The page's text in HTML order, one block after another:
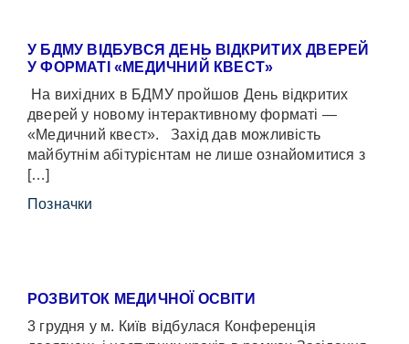
У БДМУ ВІДБУВСЯ ДЕНЬ ВІДКРИТИХ ДВЕРЕЙ
У ФОРМАТІ «МЕДИЧНИЙ КВЕСТ»
На вихідних в БДМУ пройшов День відкритих
дверей у новому інтерактивному форматі —
«Медичний квест». Захід дав можливість
майбутнім абітурієнтам не лише ознайомитися з
[…]
Позначки
РОЗВИТОК МЕДИЧНОЇ ОСВІТИ
3 грудня у м. Київ відбулася Конференція